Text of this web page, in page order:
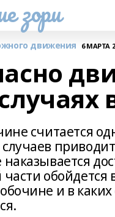
зори
движения 6 МАРТА
считается
и в